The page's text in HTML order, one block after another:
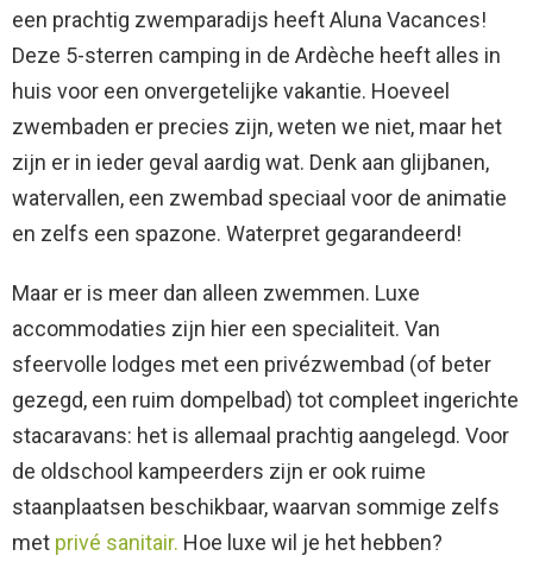
een prachtig zwemparadijs heeft Aluna Vacances!
Deze 5-sterren camping in de Ardèche heeft alles in
huis voor een onvergetelijke vakantie. Hoeveel
zwembaden er precies zijn, weten we niet, maar het
zijn er in ieder geval aardig wat. Denk aan glijbanen,
watervallen, een zwembad speciaal voor de animatie
en zelfs een spazone. Waterpret gegarandeerd!
Maar er is meer dan alleen zwemmen. Luxe
accommodaties zijn hier een specialiteit. Van
sfeervolle lodges met een privézwembad (of beter
gezegd, een ruim dompelbad) tot compleet ingerichte
stacaravans: het is allemaal prachtig aangelegd. Voor
de oldschool kampeerders zijn er ook ruime
staanplaatsen beschikbaar, waarvan sommige zelfs
met privé sanitair. Hoe luxe wil je het hebben?